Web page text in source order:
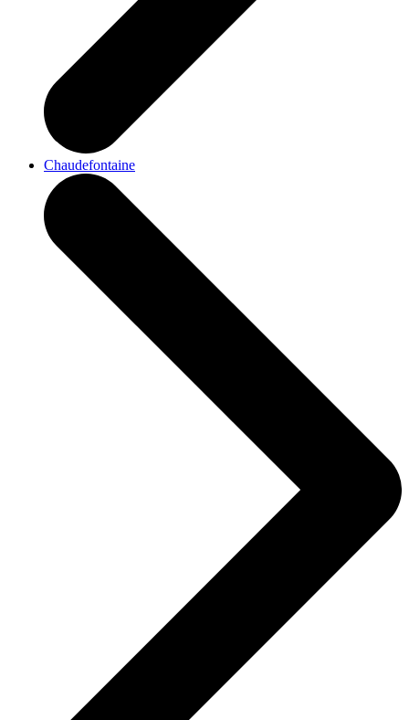
Chaudefontaine